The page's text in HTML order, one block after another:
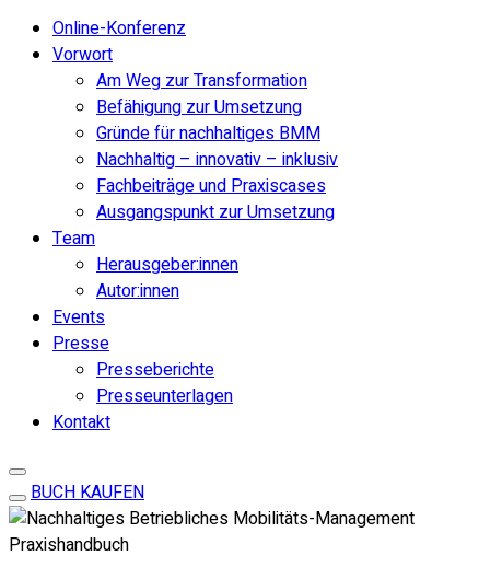
Online-Konferenz
Vorwort
Am Weg zur Transformation
Befähigung zur Umsetzung
Gründe für nachhaltiges BMM
Nachhaltig – innovativ – inklusiv
Fachbeiträge und Praxiscases
Ausgangspunkt zur Umsetzung
Team
Herausgeber:innen
Autor:innen
Events
Presse
Presseberichte
Presseunterlagen
Kontakt
BUCH KAUFEN
Praxishandbuch